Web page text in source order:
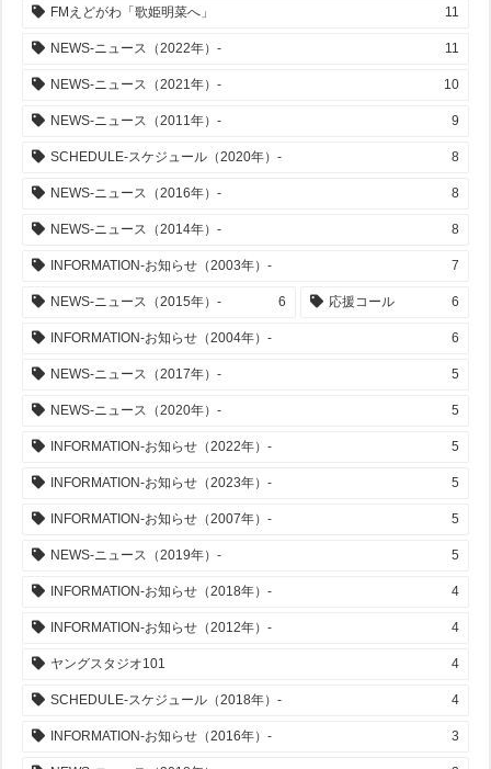
FMえどがわ「歌姫明菜へ」 11
NEWS-ニュース（2022年）- 11
NEWS-ニュース（2021年）- 10
NEWS-ニュース（2011年）- 9
SCHEDULE-スケジュール（2020年）- 8
NEWS-ニュース（2016年）- 8
NEWS-ニュース（2014年）- 8
INFORMATION-お知らせ（2003年）- 7
NEWS-ニュース（2015年）- 6 応援コール 6
INFORMATION-お知らせ（2004年）- 6
NEWS-ニュース（2017年）- 5
NEWS-ニュース（2020年）- 5
INFORMATION-お知らせ（2022年）- 5
INFORMATION-お知らせ（2023年）- 5
INFORMATION-お知らせ（2007年）- 5
NEWS-ニュース（2019年）- 5
INFORMATION-お知らせ（2018年）- 4
INFORMATION-お知らせ（2012年）- 4
ヤングスタジオ101 4
SCHEDULE-スケジュール（2018年）- 4
INFORMATION-お知らせ（2016年）- 3